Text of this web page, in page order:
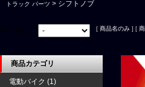
トラック パーツ > シフトノブ
[ 商品名のみ ] [
商品カテゴリ
電動バイク (1)